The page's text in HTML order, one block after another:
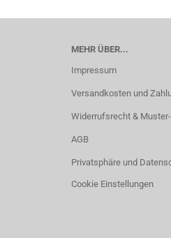
MEHR ÜBER...
Impressum
Versandkosten und
Widerrufsrecht &
AGB
Privatsphäre und
Cookie Einstellungen